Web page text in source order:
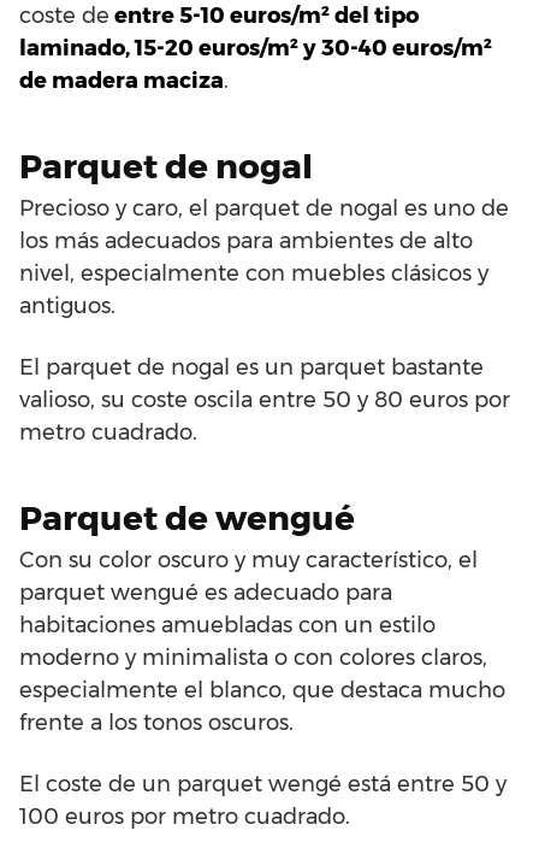
coste de entre 5-10 euros/m² del tipo
laminado, 15-20 euros/m² y 30-40 euros/m²
de madera maciza.
Parquet de nogal
Precioso y caro, el parquet de nogal es uno de
los más adecuados para ambientes de alto
nivel, especialmente con muebles clásicos y
antiguos.
El parquet de nogal es un parquet bastante
valioso, su coste oscila entre 50 y 80 euros por
metro cuadrado.
Parquet de wengué
Con su color oscuro y muy característico, el
parquet wengué es adecuado para
habitaciones amuebladas con un estilo
moderno y minimalista o con colores claros,
especialmente el blanco, que destaca mucho
frente a los tonos oscuros.
El coste de un parquet wengé está entre 50 y
100 euros por metro cuadrado.